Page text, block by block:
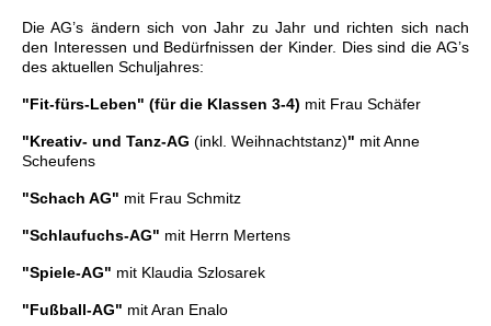
Die AG’s ändern sich von Jahr zu Jahr und richten sich nach
den Interessen und Bedürfnissen der Kinder. Dies sind die AG’s
des aktuellen Schuljahres:
"Fit-fürs-Leben" (für die Klassen 3-4) mit Frau Schäfer
"Kreativ- und Tanz-AG (inkl. Weihnachtstanz)" mit Anne
Scheufens
"Schach AG" mit Frau Schmitz
"Schlaufuchs-AG" mit Herrn Mertens
"Spiele-AG" mit Klaudia Szlosarek
"Fußball-AG" mit Aran Enalo